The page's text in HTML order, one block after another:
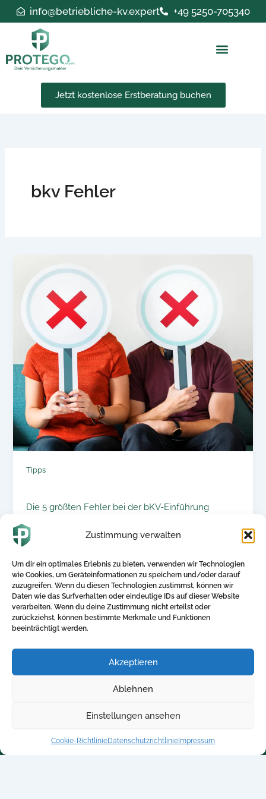
Zustimmung verwalten
Um dir ein optimales Erlebnis zu bieten, verwenden wir Technologien
wie Cookies, um Geräteinformationen zu speichern und/oder darauf
zuzugreifen. Wenn du diesen Technologien zustimmst, können wir
Daten wie das Surfverhalten oder eindeutige IDs auf dieser Website
verarbeiten. Wenn du deine Zustimmung nicht erteilst oder
zurückziehst, können bestimmte Merkmale und Funktionen
beeinträchtigt werden.
Akzeptieren
Ablehnen
Einstellungen ansehen
Cookie-RichtlinieDatenschutzrichtlinie Impressum
Inhalt
springen
info@betriebliche-kv.expert +49 5250-705340
Jetzt kostenlose Erstberatung buchen
bkv Fehler
Tipps
Die 5 größten Fehler bei der bKV-Einführung
3. Juli 2025
betriebliche Krankenversicherung (BKV) ist ein
wertvolles Instrument, um die Gesundheit und
Zufriedenheit […]
Kontakt
Kontakt
info@betriebliche-